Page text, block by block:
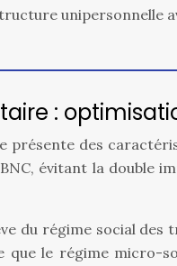
:
présente des
évitant la double
du régime social
que le régime